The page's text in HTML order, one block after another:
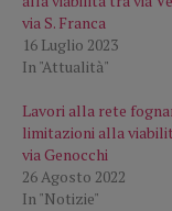
via S. Franca
16 Luglio 2023
In "Attualità"
Lavori alla rete
limitazioni alla
via Genocchi
26 Agosto 2022
In "Notizie"